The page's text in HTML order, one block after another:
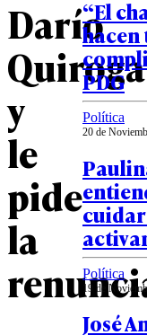
Darío
Quiroga
y
le
pide
la
“El
hacen
PDG
Política
20 de
Política
19 de
José